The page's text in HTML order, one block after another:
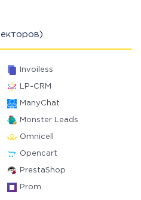
Invoiless
LP-CRM
ManyChat
Monster Leads
Omnicell
Opencart
PrestaShop
Prom